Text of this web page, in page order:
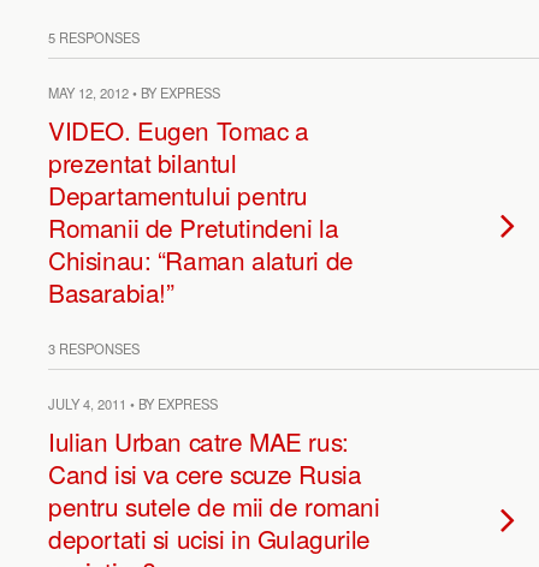
5 RESPONSES
MAY 12, 2012 • BY EXPRESS
VIDEO. Eugen Tomac a
prezentat bilantul
Departamentului pentru
Romanii de Pretutindeni la
Chisinau: “Raman alaturi de
Basarabia!”
3 RESPONSES
JULY 4, 2011 • BY EXPRESS
Iulian Urban catre MAE rus:
Cand isi va cere scuze Rusia
pentru sutele de mii de romani
deportati si ucisi in Gulagurile